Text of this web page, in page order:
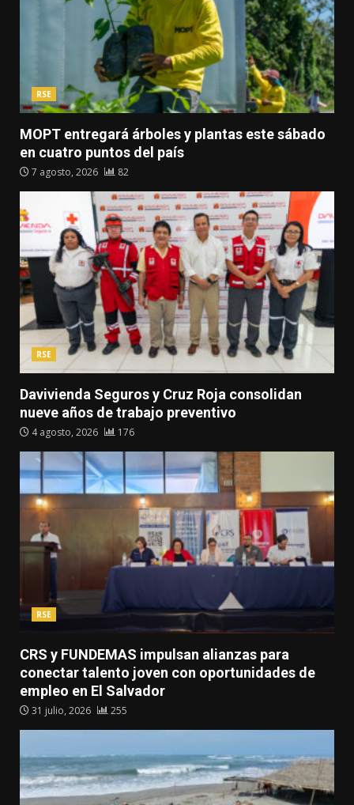
RSE
MOPT entregará árboles y plantas este sábado
en cuatro puntos del país
7 agosto, 2026 82
RSE
Davivienda Seguros y Cruz Roja consolidan
nueve años de trabajo preventivo
4 agosto, 2026 176
RSE
CRS y FUNDEMAS impulsan alianzas para
conectar talento joven con oportunidades de
empleo en El Salvador
31 julio, 2026 255